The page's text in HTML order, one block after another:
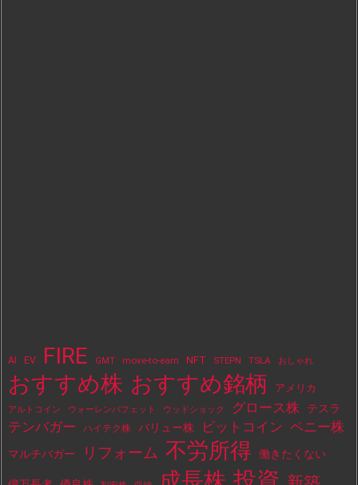
AI EV FIRE GMT move-to-earn NFT STEPN TSLA おしゃれ
おすすめ株 おすすめ銘柄 アメリカ
アルトコイン ウォーレンバフェット ウッドショック グロース株 テスラ
テンバガー ハイテク株 バリュー株 ビットコイン ペニー株
マルチバガー リフォーム 不労所得 働きたくない